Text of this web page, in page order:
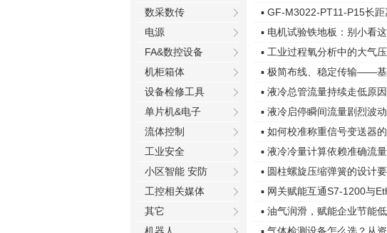
数采数传
电源
FA&数控设备
机柜箱体
设备检修工具
单片机&电子
流体控制
工业安全
小区智能 安防
工控相关媒体
其它
▪ GF-M3022-PT11-P15长
▪ 电机试验铁地板：别小看
▪ 工业过程氧分析中的大气
▪ 极简布线、稳定传输——
▪ 液冷总管流量持续走低原
▪ 液冷启停瞬间流量剧烈波
▪ 如何校准称重信号变送器
▪ 液冷冷量计算依赖准确流
▪ 圆柱螺旋压缩弹簧的设计
▪ 网关赋能互通S7-1200与
▪ 油气润滑，赋能企业节能